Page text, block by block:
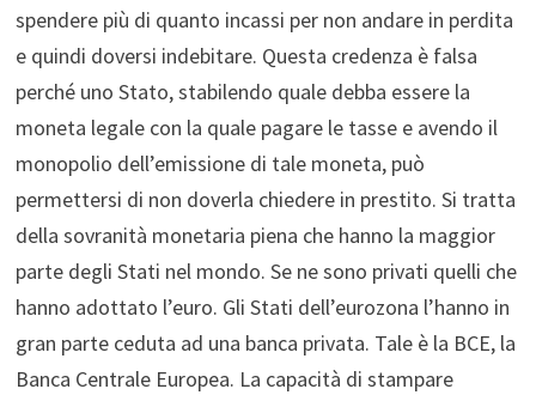
spendere più di quanto incassi per non andare in perdita
e quindi doversi indebitare. Questa credenza è falsa
perché uno Stato, stabilendo quale debba essere la
moneta legale con la quale pagare le tasse e avendo il
monopolio dell’emissione di tale moneta, può
permettersi di non doverla chiedere in prestito. Si tratta
della sovranità monetaria piena che hanno la maggior
parte degli Stati nel mondo. Se ne sono privati quelli che
hanno adottato l’euro. Gli Stati dell’eurozona l’hanno in
gran parte ceduta ad una banca privata. Tale è la BCE, la
Banca Centrale Europea. La capacità di stampare